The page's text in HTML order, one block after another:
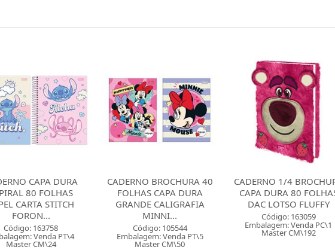
BROCHURA 40
CAPA DURA
CALIGRAFIA
MINNI...
Código: 105544
Venda PT\5
Master CM\50
CADERNO 1/4 BROCHURA
CAPA DURA 80 FOLHAS
DAC LOTSO FLUFFY
Código: 163059
Embalagem: Venda PC\1
Master CM\192
CADERNO 1/4
CAPA DURA 80
DAC POOH FLUFFY
Código: 163060
Embalagem: Venda PC\1
Master CM\192